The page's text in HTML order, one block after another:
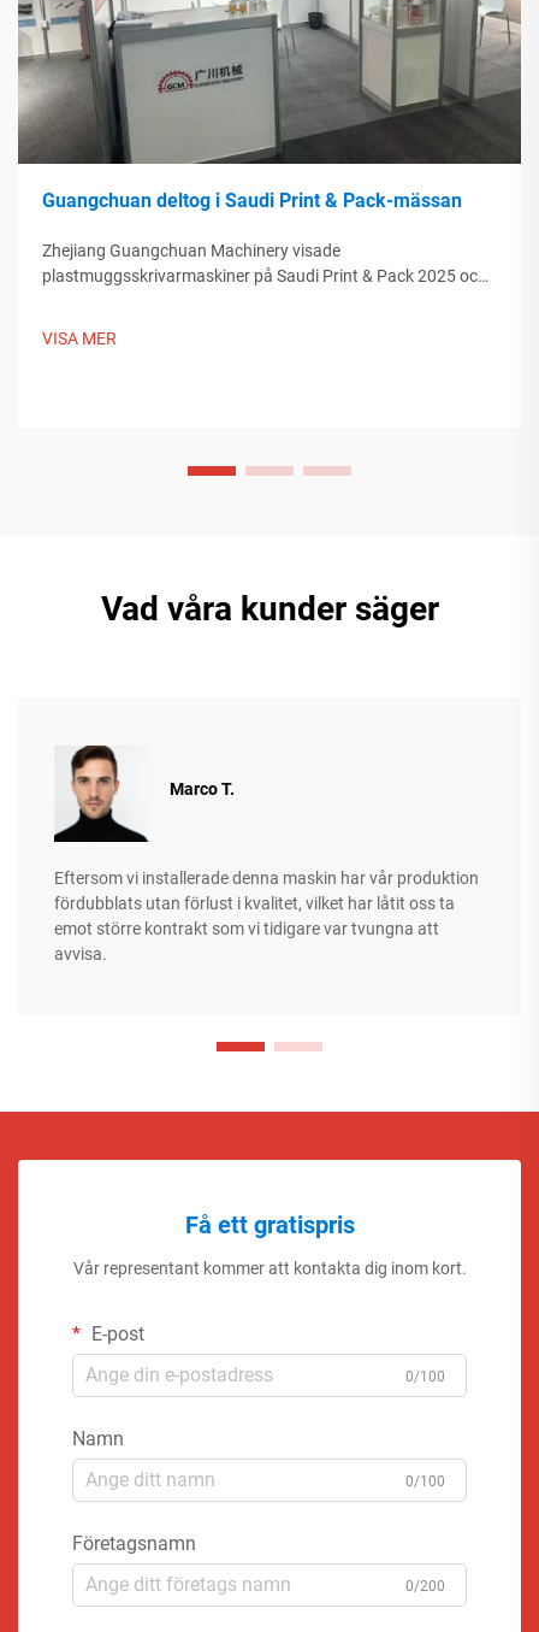
Guangchuan deltog i Saudi Print & Pack-mässan
Zhejiang Guangchuan Machinery visade
plastmuggsskrivarmaskiner på Saudi Print & Pack 2025 och
VISA MER
Vad våra kunder säger
Marco T.
Eftersom vi installerade denna maskin har vår produktion
fördubblats utan förlust i kvalitet, vilket har låtit oss ta
emot större kontrakt som vi tidigare var tvungna att
avvisa.
Få ett gratispris
Vår representant kommer att kontakta dig inom kort.
E-post
0/100
Namn
0/100
Företagsnamn
0/200